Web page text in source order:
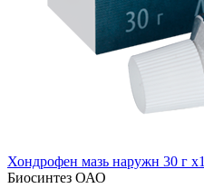
Хондрофен мазь наружн 30 г x1
Биосинтез ОАО